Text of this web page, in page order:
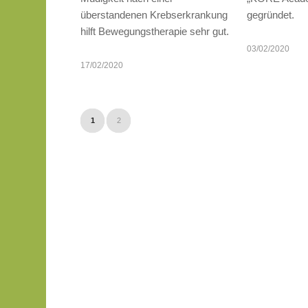
überstandenen Krebserkrankung
hilft Bewegungstherapie sehr gut.
17/02/2020
gegründet.
03/02/2020
1 2